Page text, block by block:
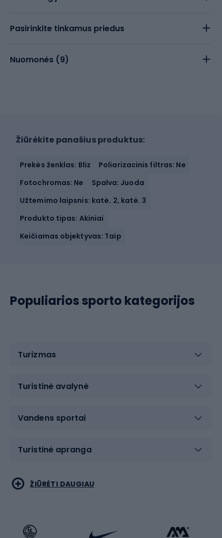
Pasirinkite tinkamus priedus
Nuomonės (9)
Žiūrėkite panašius produktus:
Prekės ženklas: Bliz
Poliarizacinis filtras: Ne
Fotochromas: Ne
Spalva: Juoda
Užtemimo laipsnis: katė. 2, katė. 3
Produkto tipas: Akiniai
Keičiamas objektyvas: Taip
Populiarios sporto kategorijos
Turizmas
Turistinė avalynė
Vandens sportai
Turistinė apranga
Bėgimas
Koviniai sportai
ŽIŪRĖTI DAUGIAU